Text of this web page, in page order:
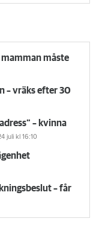
mamman måste
– vräks efter 30
– kvinna
juli kl 16:10
– får